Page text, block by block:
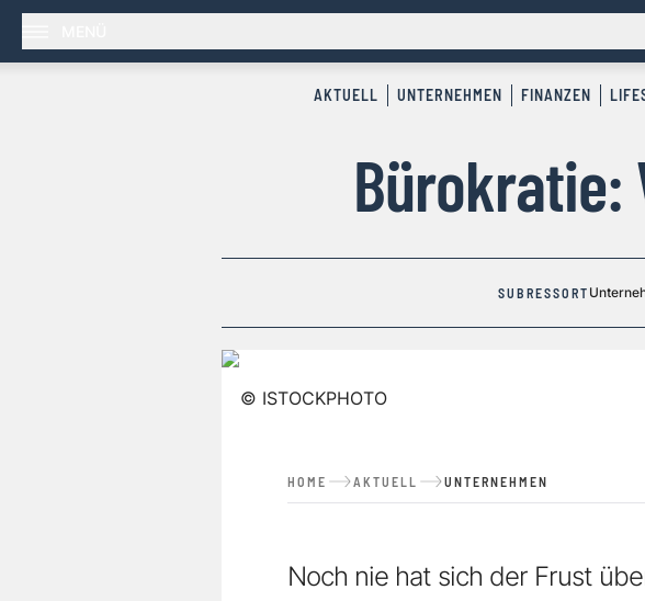
AKTUELL UNTERNEHMEN FINANZEN
Bürokratie:
SUBRESSORT
© ISTOCKPHOTO
HOME AKTUELL UNTERNEHMEN
Noch nie hat sich der Frust